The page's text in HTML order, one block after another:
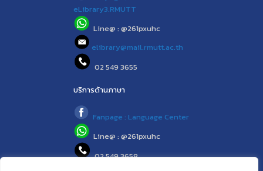
eLibrary3.RMUTT
Line@ : @261pxuhc
elibrary@mail.rmutt.ac.th
02 549 3655
บริการด้านภาษา
Fanpage : Language Center
Line@ : @261pxuhc
02 549 3658